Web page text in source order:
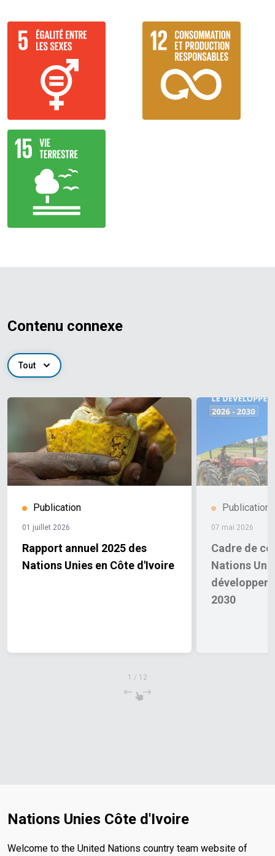
Contenu connexe
Tout
Publication
01 juillet 2026
Rapport annuel 2025 des
Nations Unies en Côte d'Ivoire
Publication
07 mai 2026
Cadre de
Nations
2030
1 / 12
Nations Unies Côte d'Ivoire
Welcome to the United Nations country team website of